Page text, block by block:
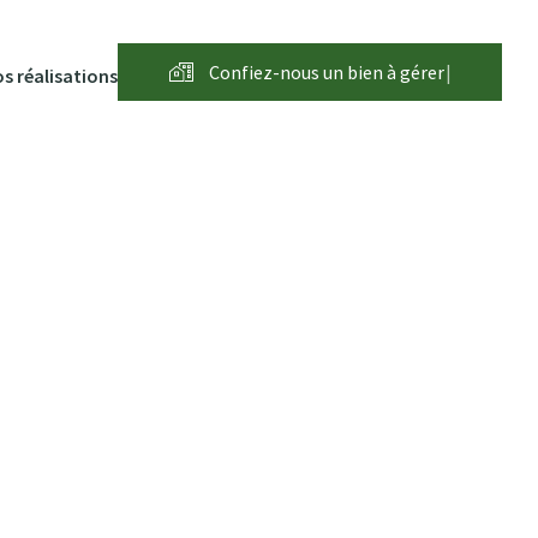
réalisations Confiez-nous un bien à gérer|